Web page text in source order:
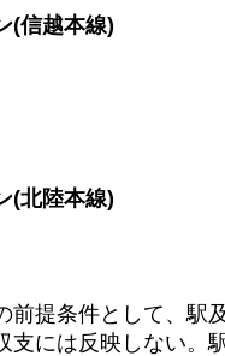
(信越本線)
(北陸本線)
前提条件として、駅
支には反映しない。